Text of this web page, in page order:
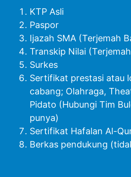
KTP Asli
Paspor
Ijazah SMA (Terjemah
Transkip Nilai
Surkes
Sertifikat prestasi atau
cabang; Olahraga,
Pidato (Hubungi Tim
punya)
Sertifikat Hafalan Al-
Berkas pendukung